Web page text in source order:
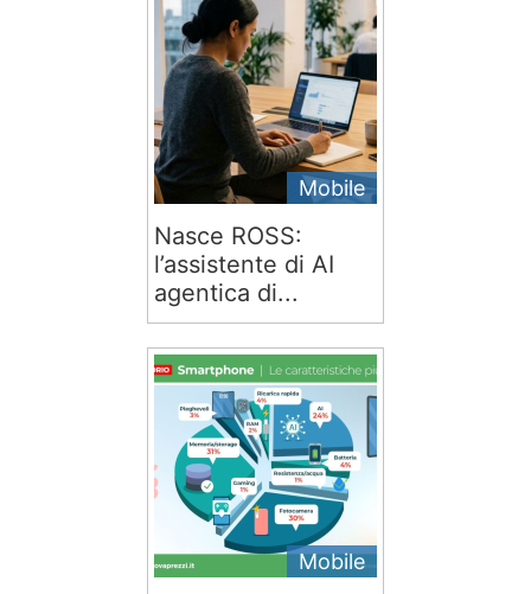
Mobile
Nasce ROSS:
l’assistente di AI
agentica di...
Mobile